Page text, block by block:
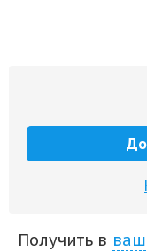
Получить в